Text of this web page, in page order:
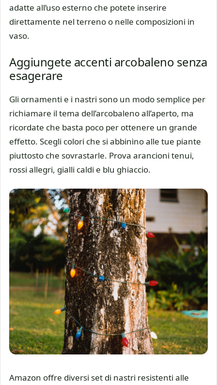
adatte all’uso esterno che potete inserire
direttamente nel terreno o nelle composizioni in
vaso.
Aggiungete accenti arcobaleno senza
esagerare
Gli ornamenti e i nastri sono un modo semplice per
richiamare il tema dell’arcobaleno all’aperto, ma
ricordate che basta poco per ottenere un grande
effetto. Scegli colori che si abbinino alle tue piante
piuttosto che sovrastarle. Prova arancioni tenui,
rossi allegri, gialli caldi e blu ghiaccio.
Amazon offre diversi set di nastri resistenti alle